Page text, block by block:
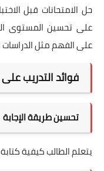
حل الامتحانات قبل
على تحسين المستوى
على الفهم مثل الدراسات
فوائد التدريب على
تحسين طريقة الإجابة
يتعلم الطالب كيفية